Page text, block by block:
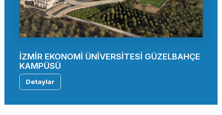
İZMİR EKONOMİ ÜNİVERSİTESİ GÜZELBAHÇE
KAMPÜSÜ
Detaylar